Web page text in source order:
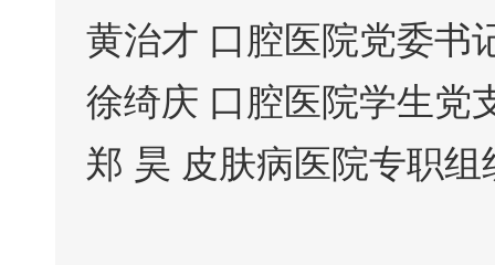
黄治才 口腔医院党委书
徐绮庆 口腔医院学生党
郑 昊 皮肤病医院专职